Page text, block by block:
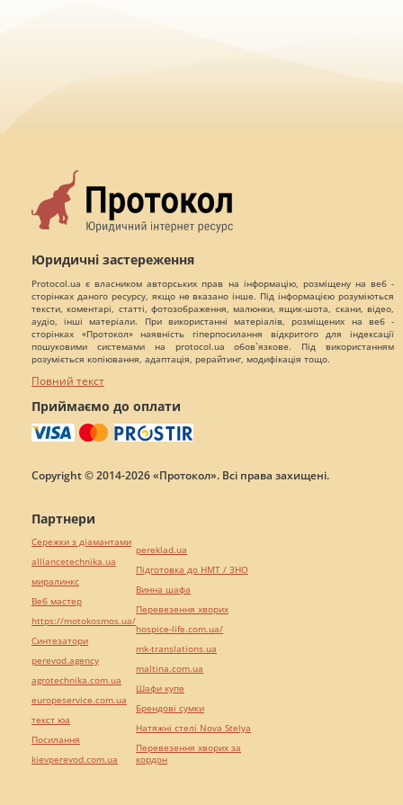
Юридичні застереження
Protocol.ua є власником авторських прав на інформацію, розміщену на веб -
сторінках даного ресурсу, якщо не вказано інше. Під інформацією розуміються
тексти, коментарі, статті, фотозображення, малюнки, ящик-шота, скани, відео,
аудіо, інші матеріали. При використанні матеріалів, розміщених на веб -
сторінках «Протокол» наявність гіперпосилання відкритого для індексації
пошуковими системами на protocol.ua обов`язкове. Під використанням
розуміється копіювання, адаптація, рерайтинг, модифікація тощо.
Повний текст
Приймаємо до оплати
Copyright © 2014-2026 «Протокол». Всі права захищені.
Партнери
Сережки з діамантами
alliancetechnika.ua
миралинкс
Веб мастер
https://motokosmos.ua/
Синтезатори
perevod.agency
agrotechnika.com.ua
europeservice.com.ua
текст юа
Посилання
kievperevod.com.ua
pereklad.ua
Підготовка до НМТ / ЗНО
Винна шафа
Перевезення хворих
hospice-life.com.ua/
mk-translations.ua
maltina.com.ua
Шафи купе
Брендові сумки
Натяжні стелі Nova Stelya
Перевезення хворих за
кордон